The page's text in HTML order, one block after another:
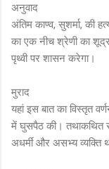
अनुवाद
अंतिम काण्व, सुशर्मा, की
का एक नीच श्रेणी का
पृथ्वी पर शासन करेगा।
मुराद
यहां इस बात का विस्तृत
में घुसपैठ की। तथाकथित
अधर्मी और असभ्य व्यक्ति